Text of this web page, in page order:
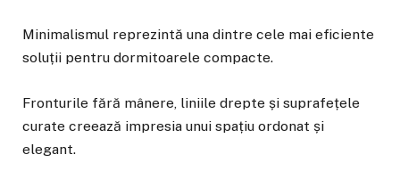
Minimalismul reprezintă una dintre cele mai eficiente
soluții pentru dormitoarele compacte.
Fronturile fără mânere, liniile drepte și suprafețele
curate creează impresia unui spațiu ordonat și
elegant.